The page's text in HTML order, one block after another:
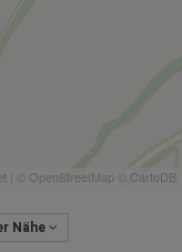
| © OpenStreetMap © CartoDB
Nähe